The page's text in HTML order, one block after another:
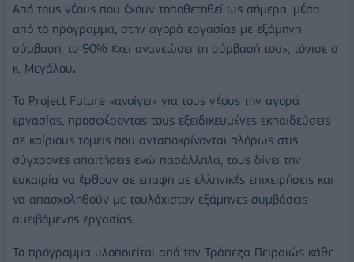
Από τους νέους που έχουν τοποθετηθεί ως σήμερα, μέσα
από το πρόγραμμα, στην αγορά εργασίας με εξάμηνη
σύμβαση, το 90% έχει ανανεώσει τη σύμβασή του», τόνισε ο
κ. Μεγάλου.
Το Project Future «ανοίγει» για τους νέους την αγορά
εργασίας, προσφέροντας τους εξειδικευμένες εκπαιδεύσεις
σε καίριους τομείς που ανταποκρίνονται πλήρως στις
σύγχρονες απαιτήσεις ενώ παράλληλα, τους δίνει την
ευκαιρία να έρθουν σε επαφή με ελληνικές επιχειρήσεις και
να απασχοληθούν με τουλάχιστον εξάμηνες συμβάσεις
αμειβόμενης εργασίας.
Το πρόγραμμα υλοποιείται από την Τράπεζα Πειραιώς κάθε